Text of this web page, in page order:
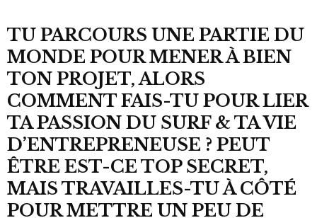
TU PARCOURS UNE PARTIE DU
MONDE POUR MENER À BIEN
TON PROJET, ALORS
COMMENT FAIS-TU POUR LIER
TA PASSION DU SURF & TA VIE
D’ENTREPRENEUSE ? PEUT
ÊTRE EST-CE TOP SECRET,
MAIS TRAVAILLES-TU À CÔTÉ
POUR METTRE UN PEU DE